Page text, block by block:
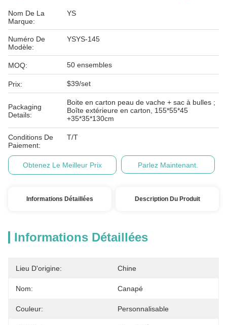
Nom De La
Marque:
YS
Numéro De
Modèle:
YSYS-145
MOQ: 50 ensembles
Prix: $39/set
Packaging
Details:
Boite en carton peau de vache + sac à bulles ;
Boîte extérieure en carton, 155*55*45
+35*35*130cm
Conditions De
Paiement:
T/T
Obtenez Le Meilleur Prix Parlez Maintenant.
Informations Détaillées Description Du Produit
Informations Détaillées
Lieu D'origine: Chine
Nom: Canapé
Couleur: Personnalisable